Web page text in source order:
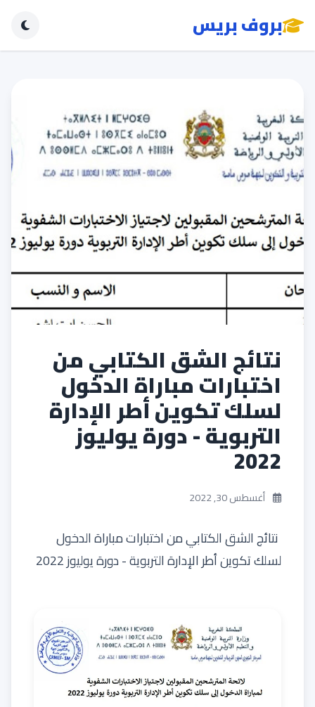
بروف بريس
نتائج الشق الكتابي من
اختبارات مباراة الدخول
لسلك تكوين أطر الإدارة
التربوية - دورة يوليوز
2022
أغسطس 30, 2022
نتائج الشق الكتابي من اختبارات مباراة الدخول
لسلك تكوين أطر الإدارة التربوية - دورة يوليوز 2022